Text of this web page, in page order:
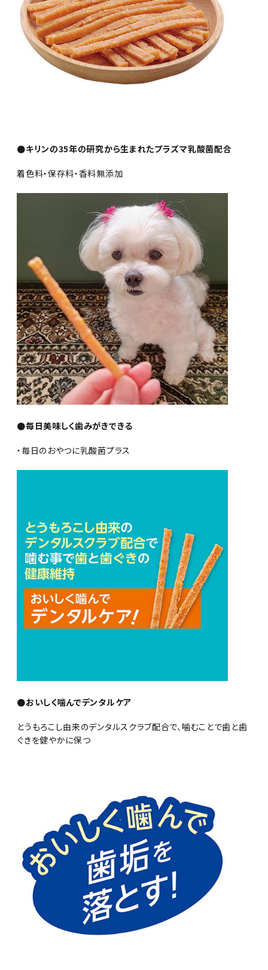
●キリンの35年の研究から生まれたプラズマ乳酸菌配合
着色料・保存料・香料無添加
●毎日美味しく歯みがきできる
・毎日のおやつに乳酸菌プラス
●おいしく噛んでデンタルケア
とうもろこし由来のデンタルスクラブ配合で、噛むことで歯と歯
ぐきを健やかに保つ